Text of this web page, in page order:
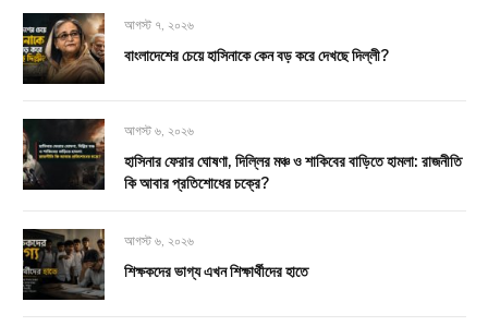
আগস্ট ৭, ২০২৬
বাংলাদেশের চেয়ে হাসিনাকে কেন বড় করে দেখছে দিল্লী?
আগস্ট ৬, ২০২৬
হাসিনার ফেরার ঘোষণা, দিল্লির মঞ্চ ও শাকিবের বাড়িতে হামলা: রাজনীতি
কি আবার প্রতিশোধের চক্রে?
আগস্ট ৬, ২০২৬
শিক্ষকদের ভাগ্য এখন শিক্ষার্থীদের হাতে